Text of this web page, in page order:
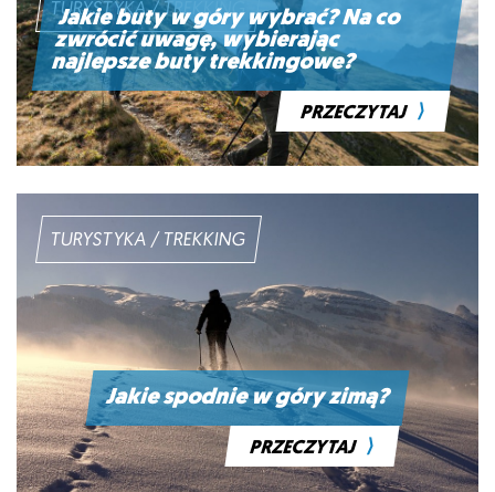
TURYSTYKA / TREKKING
Jakie buty w góry wybrać? Na co
zwrócić uwagę, wybierając
najlepsze buty trekkingowe?
PRZECZYTAJ ⟩
TURYSTYKA / TREKKING
Jakie spodnie w góry zimą?
PRZECZYTAJ ⟩